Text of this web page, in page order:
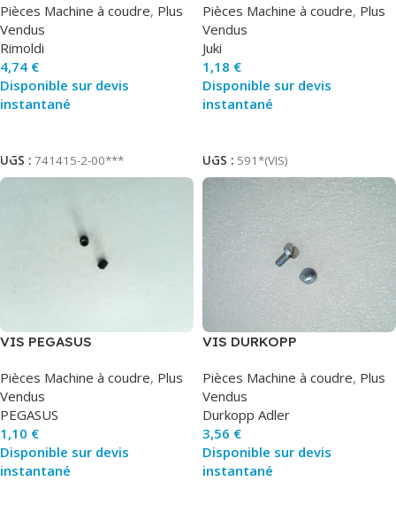
Pièces Machine à coudre, Plus
Vendus
Rimoldi
4,74 €
Disponible sur devis
instantané
UGS : 741415-2-00***
Pièces Machine à coudre, Plus
Vendus
Juki
1,18 €
Disponible sur devis
instantané
UGS : 591*(VIS)
VIS PEGASUS
Pièces Machine à coudre, Plus
Vendus
PEGASUS
1,10 €
Disponible sur devis
instantané
VIS DURKOPP
Pièces Machine à coudre, Plus
Vendus
Durkopp Adler
3,56 €
Disponible sur devis
instantané